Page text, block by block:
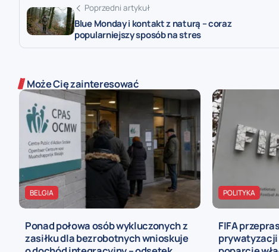
Poprzedni artykuł
Blue Monday i kontakt z naturą – coraz
popularniejszy sposób na stres
Może Cię zainteresować
BELGIA
Ponad połowa osób wykluczonych z
zasiłku dla bezrobotnych wnioskuje
POLITYKA
FIFA
prywatyzacji